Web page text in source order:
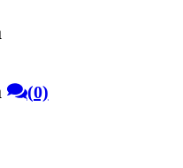
(0)